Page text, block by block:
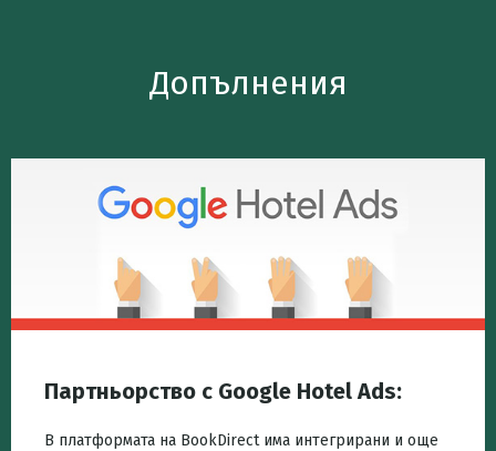
Допълнения
Партньорство с Google Hotel Ads:
В платформата на BookDirect има интегрирани и още